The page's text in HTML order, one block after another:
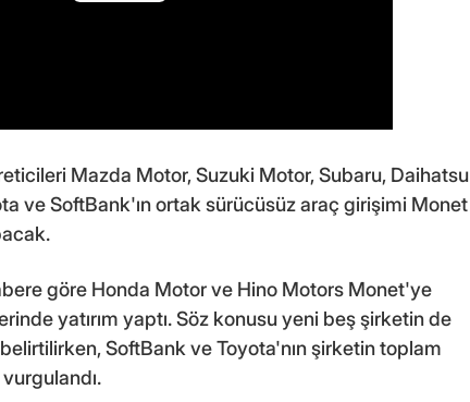
Mazda Motor, Suzuki Motor, Subaru, Daihatsu
ve SoftBank'ın ortak sürücüsüz araç girişimi Monet
göre Honda Motor ve Hino Motors Monet'ye
yatırım yaptı. Söz konusu yeni beş şirketin de
SoftBank ve Toyota'nın şirketin toplam